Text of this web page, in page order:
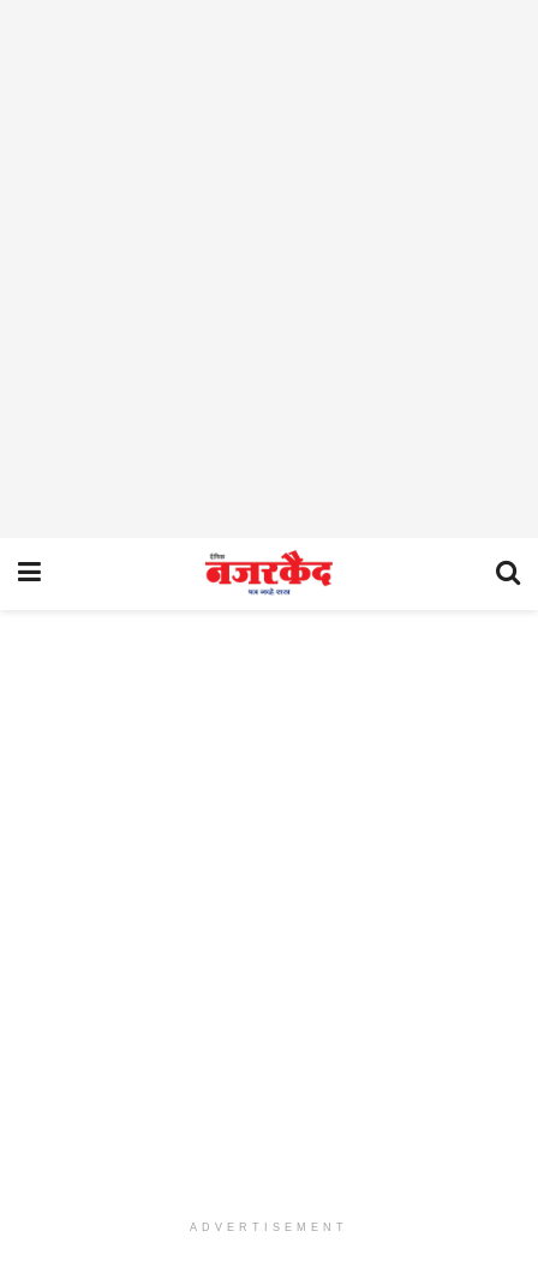
ADVERTISEMENT